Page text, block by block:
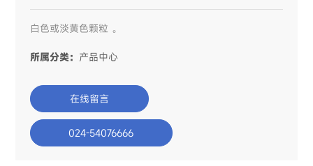
白色或淡黄色颗粒 。
所属分类： 产品中心
在线留言
024-54076666